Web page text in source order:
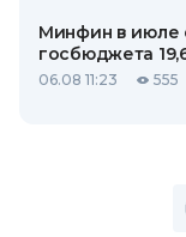
Минфин в июле
госбюджета
06.08 11:23 555